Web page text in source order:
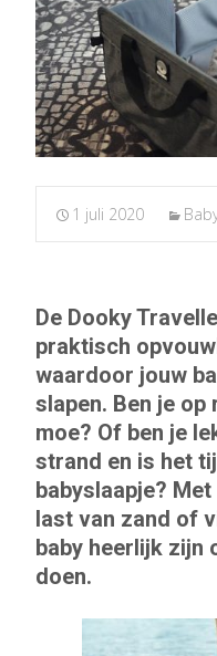
1 juli 2020
De Dooky
praktisch
waardoor jouw
slapen. Ben je
moe? Of ben je
strand en is het
babyslaapje?
last van zand of
baby heerlijk zijn
doen.